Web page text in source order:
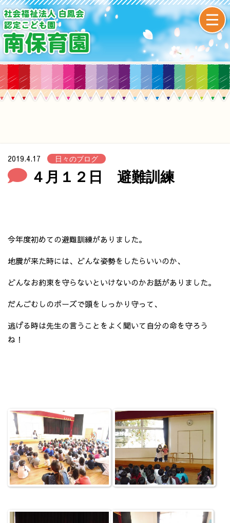
2019.4.17 日々のブログ
４月１２日 避難訓練
今年度初めての避難訓練がありました。
地震が来た時には、どんな姿勢をしたらいいのか、
どんなお約束を守らないといけないのかお話がありました。
だんごむしのポーズで頭をしっかり守って、
逃げる時は先生の言うことをよく聞いて自分の命を守ろう
ね！